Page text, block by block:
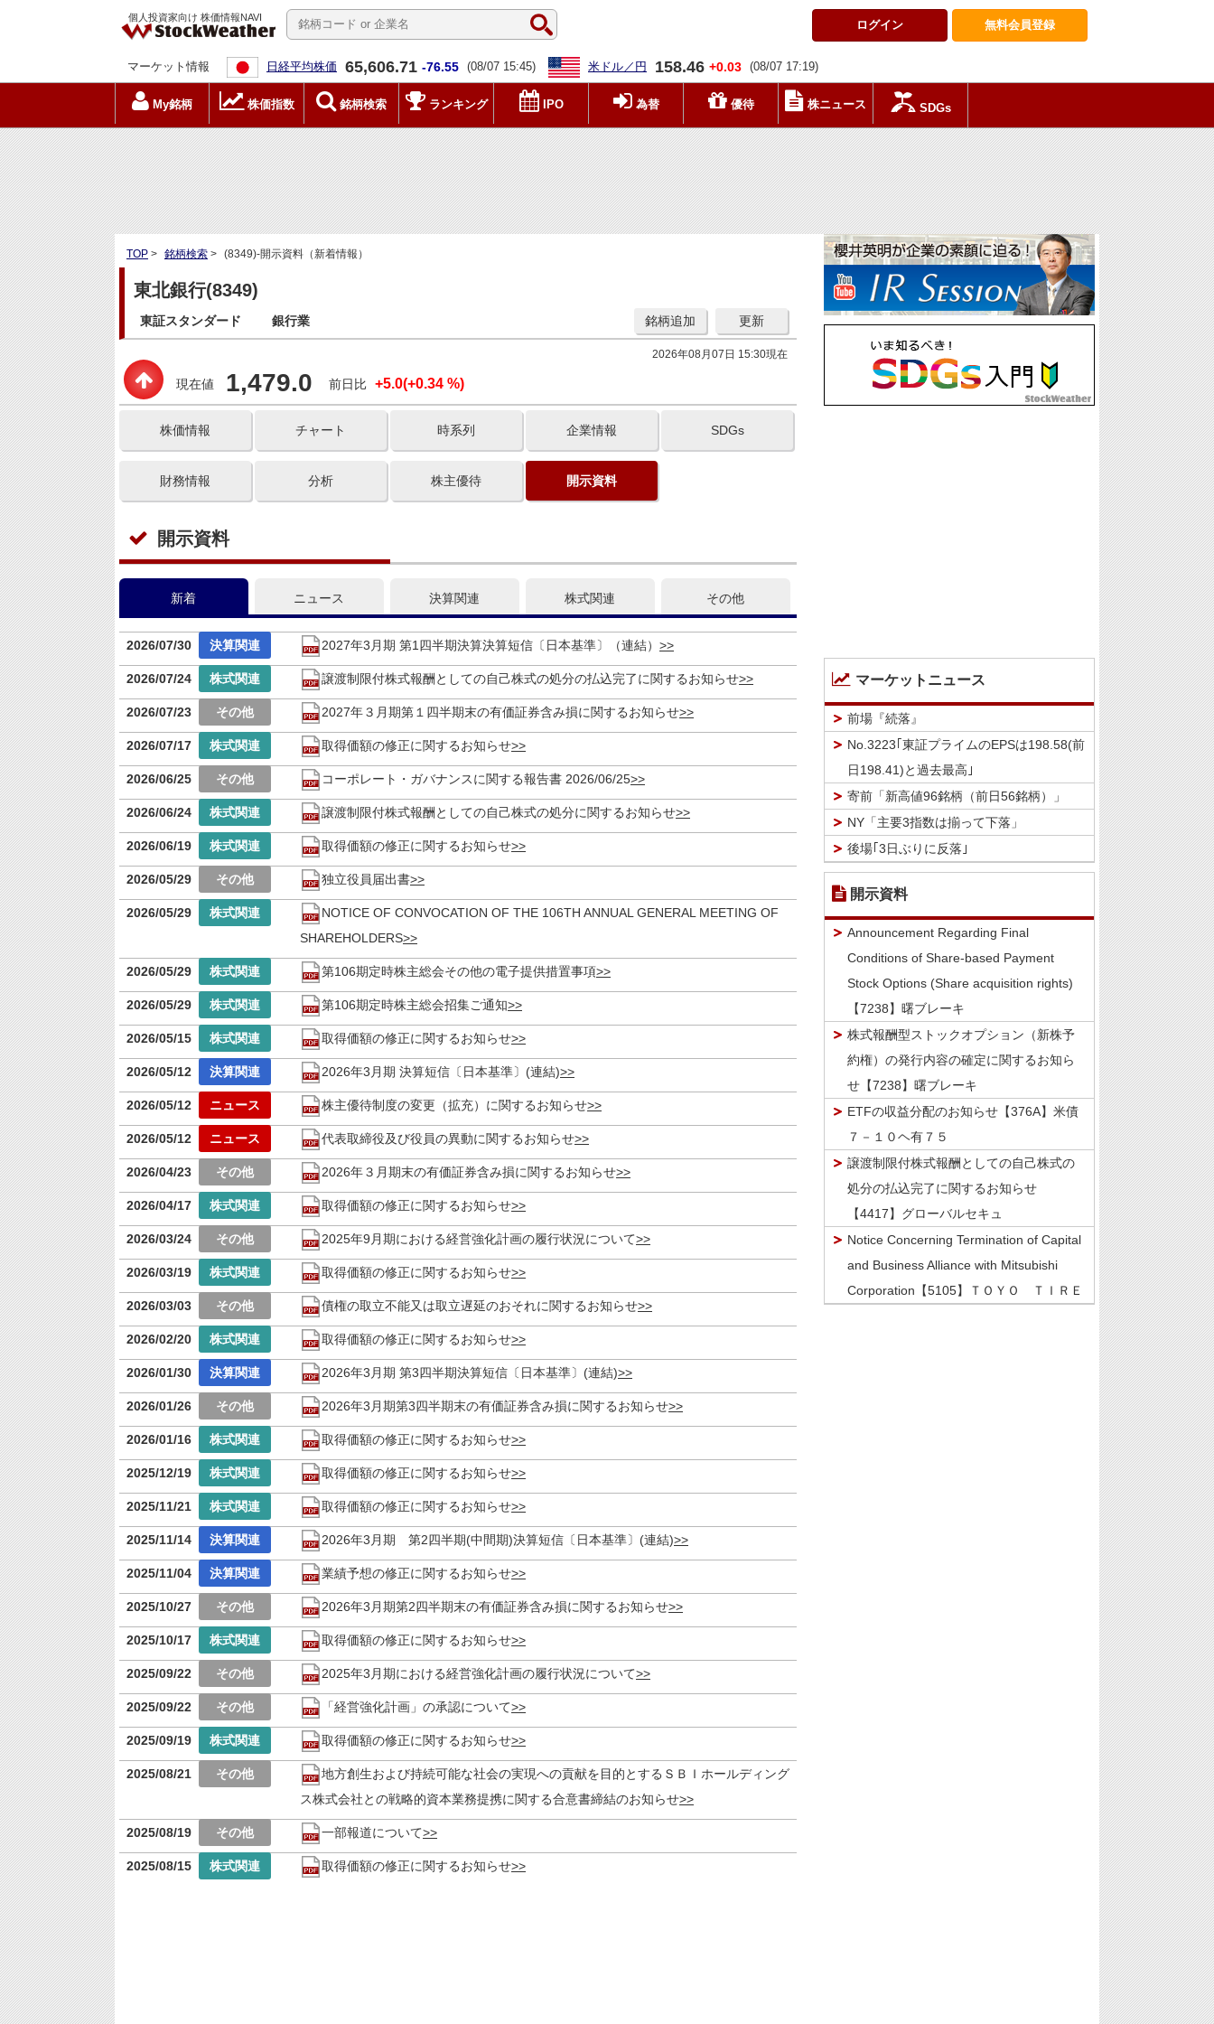
個人投資家向け 株価情報NAVI
無料会員登録
ログイン
マーケット情報 日経平均株価 65,606.71 -76.55 (08/07 15:45) 米ドル／円 158.46 +0.03 (08/07 17:19)
My銘柄 株価指数 銘柄検索 ランキング IPO 為替 優待 株ニュース SDGs
TOP > 銘柄検索 > (8349)-開示資料（新着情報）
東北銀行(8349)
東証スタンダード 銀行業 更新
銘柄追加
2026年08月07日 15:30現在
現在値 1,479.0 前日比 +5.0(+0.34 %)
株価情報 チャート 時系列 企業情報 SDGs
財務情報 分析 株主優待 開示資料
開示資料
新着 ニュース 決算関連 株式関連 その他
2026/07/30 2027年3月期 第1四半期決算決算短信〔日本基準〕（連結）
2026/07/24 譲渡制限付株式報酬としての自己株式の処分の払込完了に関するお知らせ
2026/07/23 2027年３月期第１四半期末の有価証券含み損に関するお知らせ
2026/07/17 取得価額の修正に関するお知らせ
2026/06/25 コーポレート・ガバナンスに関する報告書 2026/06/25
2026/06/24 譲渡制限付株式報酬としての自己株式の処分に関するお知らせ
2026/06/19 取得価額の修正に関するお知らせ
2026/05/29 独立役員届出書
2026/05/29
NOTICE OF CONVOCATION OF THE 106TH ANNUAL GENERAL MEETING OF
SHAREHOLDERS
2026/05/29 第106期定時株主総会その他の電子提供措置事項
2026/05/29 第106期定時株主総会招集ご通知
2026/05/15 取得価額の修正に関するお知らせ
2026/05/12 2026年3月期 決算短信〔日本基準〕(連結)
2026/05/12 株主優待制度の変更（拡充）に関するお知らせ
2026/05/12 代表取締役及び役員の異動に関するお知らせ
2026/04/23 2026年３月期末の有価証券含み損に関するお知らせ
2026/04/17 取得価額の修正に関するお知らせ
2026/03/24 2025年9月期における経営強化計画の履行状況について
2026/03/19 取得価額の修正に関するお知らせ
2026/03/03 債権の取立不能又は取立遅延のおそれに関するお知らせ
2026/02/20 取得価額の修正に関するお知らせ
2026/01/30 2026年3月期 第3四半期決算短信〔日本基準〕(連結)
2026/01/26 2026年3月期第3四半期末の有価証券含み損に関するお知らせ
2026/01/16 取得価額の修正に関するお知らせ
2025/12/19 取得価額の修正に関するお知らせ
2025/11/21 取得価額の修正に関するお知らせ
2025/11/14 2026年3月期 第2四半期(中間期)決算短信〔日本基準〕(連結)
2025/11/04 業績予想の修正に関するお知らせ
2025/10/27 2026年3月期第2四半期末の有価証券含み損に関するお知らせ
2025/10/17 取得価額の修正に関するお知らせ
2025/09/22 2025年3月期における経営強化計画の履行状況について
2025/09/22 「経営強化計画」の承認について
2025/09/19 取得価額の修正に関するお知らせ
2025/08/21
地方創生および持続可能な社会の実現への貢献を目的とするＳＢＩホールディング
ス株式会社との戦略的資本業務提携に関する合意書締結のお知らせ
2025/08/19 一部報道について
2025/08/15 取得価額の修正に関するお知らせ
マーケットニュース
前場『続落』
No.3223｢東証プライムのEPSは198.58(前
日198.41)と過去最高｣
寄前「新高値96銘柄（前日56銘柄）」
NY「主要3指数は揃って下落」
後場｢3日ぶりに反落｣
開示資料
Announcement Regarding Final
Conditions of Share-based Payment
Stock Options (Share acquisition rights)
【7238】曙ブレーキ
株式報酬型ストックオプション（新株予
約権）の発行内容の確定に関するお知ら
せ【7238】曙ブレーキ
ETFの収益分配のお知らせ【376A】米債
７－１０ヘ有７５
譲渡制限付株式報酬としての自己株式の
処分の払込完了に関するお知らせ
【4417】グローバルセキュ
Notice Concerning Termination of Capital
and Business Alliance with Mitsubishi
Corporation【5105】ＴＯＹＯ ＴＩＲＥ